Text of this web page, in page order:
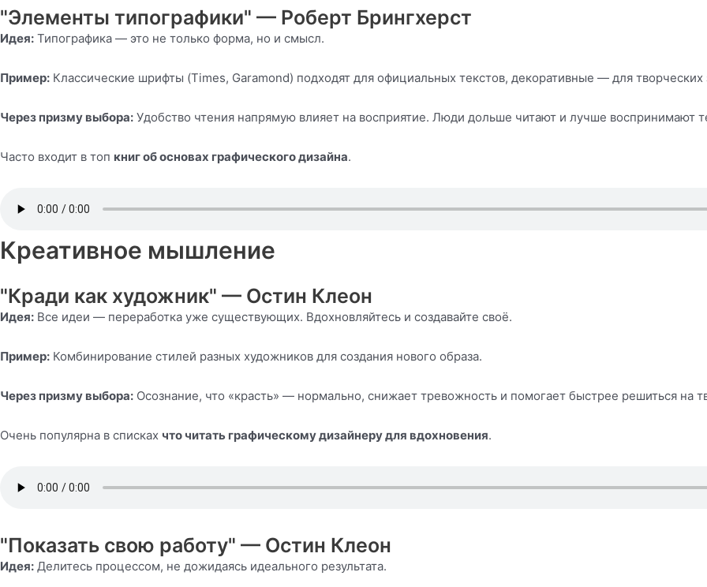
"Элементы типографики" — Роберт Брингхерст
Идея: Типографика — это не только форма, но и смысл.
Пример: Классические шрифты (Times, Garamond) подходят для официальных текстов, декоративные — для творческих
Через призму выбора: Удобство чтения напрямую влияет на восприятие. Люди дольше читают и лучше воспринимают
Часто входит в топ книг об основах графического дизайна.
Креативное мышление
"Кради как художник" — Остин Клеон
Идея: Все идеи — переработка уже существующих. Вдохновляйтесь и создавайте своё.
Пример: Комбинирование стилей разных художников для создания нового образа.
Через призму выбора: Осознание, что «красть» — нормально, снижает тревожность и помогает быстрее решиться на
Очень популярна в списках что читать графическому дизайнеру для вдохновения.
"Показать свою работу" — Остин Клеон
Идея: Делитесь процессом, не дожидаясь идеального результата.